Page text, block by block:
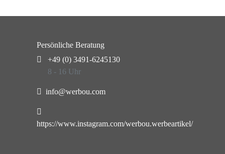
Persönliche Beratung
+49 (0) 3491-6245130
8 - 16 Uhr
info@werbou.com
https://www.instagram.com/werbou.werbeartikel/